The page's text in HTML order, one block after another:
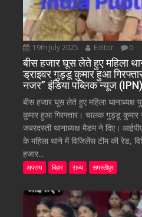
19th July 2025 Editor 0
बीस हजार घूस लेते हुए महिला
ड्राइवर गुड्डू कुमार हुआ
नजर” इंडिया पब्लिक न्यूज (IPN)
बीस हजार घूस लेते हुए महिला थानाध्यक्ष
कुमार हुआ गिरफ्तार। चालक गुड्डू कुमार
जबरदस्ती थानाध्यक्ष मैडम ने दिए।
के महिला थाने में विजिलेंस टीम की रेड,
हजार...
अपराध बिहार राज्य समस्तीपुर